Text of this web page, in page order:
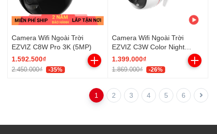
Camera Wifi Ngoài Trời
EZVIZ C8W Pro 3K (5MP)
1.592.500₫
2.450.000₫ -35%
Camera Wifi Ngoài Trời
EZVIZ C3W Color Night
Vision (2MP)
1.399.000₫
1.869.000₫ -26%
1 2 3 4 5 6